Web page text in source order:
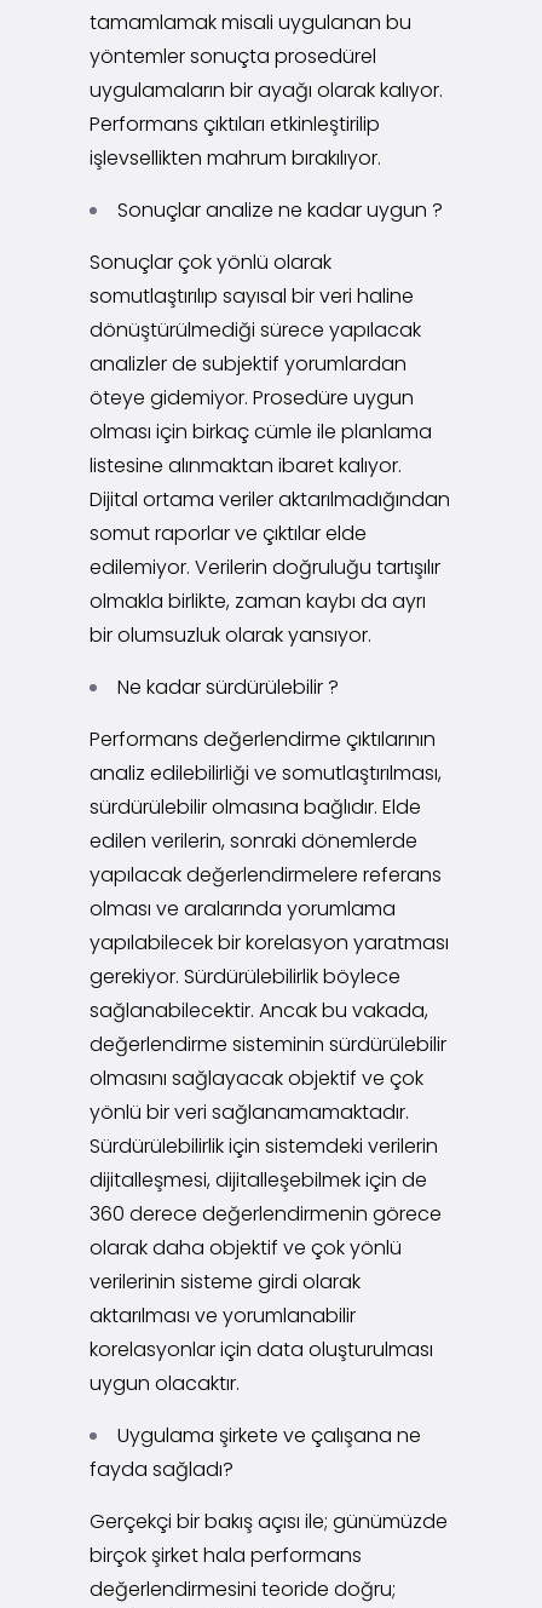
tamamlamak misali uygulanan bu
yöntemler sonuçta prosedürel
uygulamaların bir ayağı olarak kalıyor.
Performans çıktıları etkinleştirilip
işlevsellikten mahrum bırakılıyor.
Sonuçlar analize ne kadar uygun ?
Sonuçlar çok yönlü olarak
somutlaştırılıp sayısal bir veri haline
dönüştürülmediği sürece yapılacak
analizler de subjektif yorumlardan
öteye gidemiyor. Prosedüre uygun
olması için birkaç cümle ile planlama
listesine alınmaktan ibaret kalıyor.
Dijital ortama veriler aktarılmadığından
somut raporlar ve çıktılar elde
edilemiyor. Verilerin doğruluğu tartışılır
olmakla birlikte, zaman kaybı da ayrı
bir olumsuzluk olarak yansıyor.
Ne kadar sürdürülebilir ?
Performans değerlendirme çıktılarının
analiz edilebilirliği ve somutlaştırılması,
sürdürülebilir olmasına bağlıdır. Elde
edilen verilerin, sonraki dönemlerde
yapılacak değerlendirmelere referans
olması ve aralarında yorumlama
yapılabilecek bir korelasyon yaratması
gerekiyor. Sürdürülebilirlik böylece
sağlanabilecektir. Ancak bu vakada,
değerlendirme sisteminin sürdürülebilir
olmasını sağlayacak objektif ve çok
yönlü bir veri sağlanamamaktadır.
Sürdürülebilirlik için sistemdeki verilerin
dijitalleşmesi, dijitalleşebilmek için de
360 derece değerlendirmenin görece
olarak daha objektif ve çok yönlü
verilerinin sisteme girdi olarak
aktarılması ve yorumlanabilir
korelasyonlar için data oluşturulması
uygun olacaktır.
Uygulama şirkete ve çalışana ne
fayda sağladı?
Gerçekçi bir bakış açısı ile; günümüzde
birçok şirket hala performans
değerlendirmesini teoride doğru;